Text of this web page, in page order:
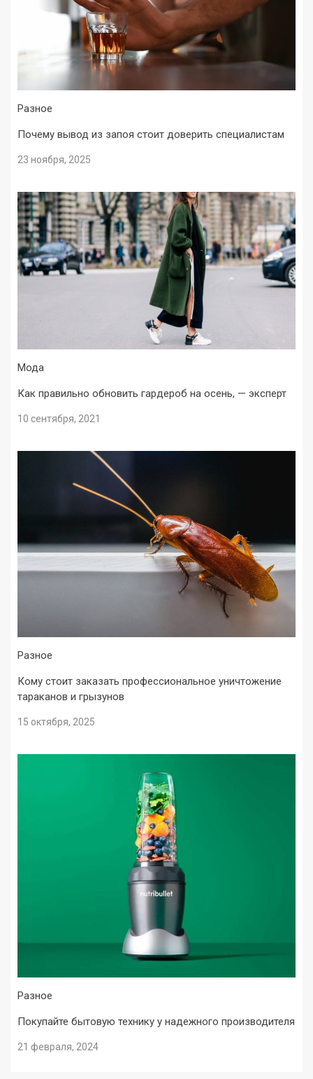
Разное
Почему вывод из запоя стоит доверить специалистам
23 ноября, 2025
Мода
Как правильно обновить гардероб на осень, — эксперт
10 сентября, 2021
Разное
Кому стоит заказать профессиональное уничтожение
тараканов и грызунов
15 октября, 2025
Разное
Покупайте бытовую технику у надежного производителя
21 февраля, 2024